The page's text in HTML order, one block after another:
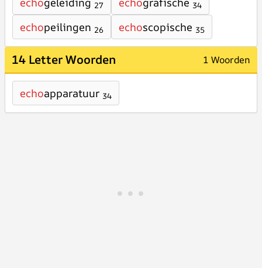
27 34
echopeilingen 26 echoscopische 35
14 Letter Woorden 1 Woorden
echoapparatuur 34